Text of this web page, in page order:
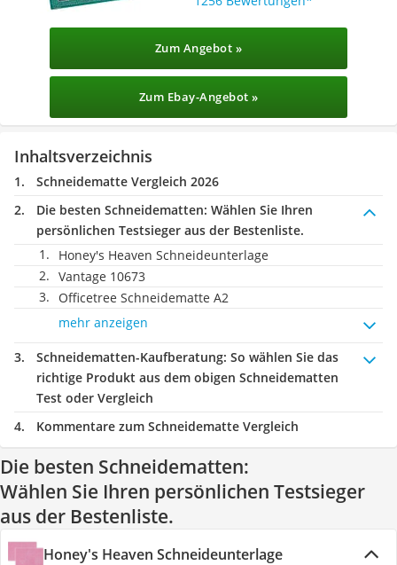
Zum Angebot »
Zum Ebay-Angebot »
Inhaltsverzeichnis
Schneidematte Vergleich 2026
Die besten Schneidematten: Wählen Sie Ihren
persönlichen Testsieger aus der Bestenliste.
Honey's Heaven Schneideunterlage
Vantage 10673
Officetree Schneidematte A2
mehr anzeigen
Schneidematten-Kaufberatung: So wählen Sie das
richtige Produkt aus dem obigen Schneidematten
Test oder Vergleich
Kommentare zum Schneidematte Vergleich
Die besten Schneidematten:
Wählen Sie Ihren persönlichen Testsieger
aus der Bestenliste.
Honey's Heaven Schneideunterlage